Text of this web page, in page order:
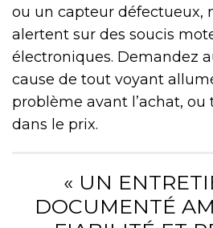
ou un capteur défectueux,
alertent sur des soucis
électroniques. Demandez
cause de tout voyant
problème avant l’achat,
dans le prix.
« UN
DOCUMENTÉ